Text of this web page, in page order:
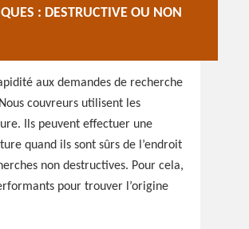
: DESTRUCTIVE OU NON
aux demandes de recherche
couvreurs utilisent les
Ils peuvent effectuer une
quand ils sont sûrs de l’endroit
non destructives. Pour cela,
pour trouver l’origine